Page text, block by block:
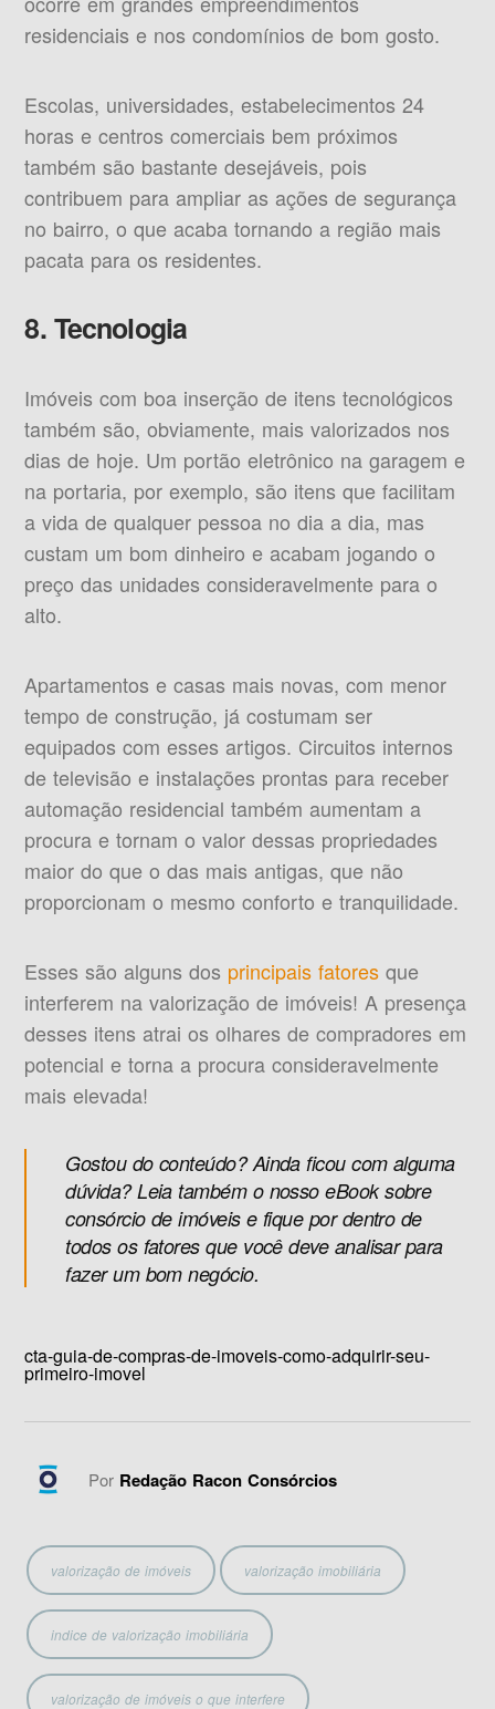
residenciais e nos condomínios de bom gosto.
Escolas, universidades, estabelecimentos 24
horas e centros comerciais bem próximos
também são bastante desejáveis, pois
contribuem para ampliar as ações de segurança
no bairro, o que acaba tornando a região mais
pacata para os residentes.
8. Tecnologia
Imóveis com boa inserção de itens tecnológicos
também são, obviamente, mais valorizados nos
dias de hoje. Um portão eletrônico na garagem e
na portaria, por exemplo, são itens que facilitam
a vida de qualquer pessoa no dia a dia, mas
custam um bom dinheiro e acabam jogando o
preço das unidades consideravelmente para o
alto.
Apartamentos e casas mais novas, com menor
tempo de construção, já costumam ser
equipados com esses artigos. Circuitos internos
de televisão e instalações prontas para receber
automação residencial também aumentam a
procura e tornam o valor dessas propriedades
maior do que o das mais antigas, que não
proporcionam o mesmo conforto e tranquilidade.
Esses são alguns dos principais fatores que
interferem na valorização de imóveis! A presença
desses itens atrai os olhares de compradores em
potencial e torna a procura consideravelmente
mais elevada!
Gostou do conteúdo? Ainda ficou com alguma
dúvida? Leia também o nosso eBook sobre
consórcio de imóveis e fique por dentro de
todos os fatores que você deve analisar para
fazer um bom negócio.
cta-guia-de-compras-de-imoveis-como-adquirir-seu-
primeiro-imovel
Por Redação Racon Consórcios
valorização de imóveis valorização imobiliária
indice de valorização imobiliária
valorização de imóveis o que interfere